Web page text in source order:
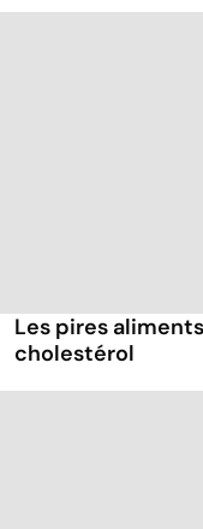
Les pires
cholestérol